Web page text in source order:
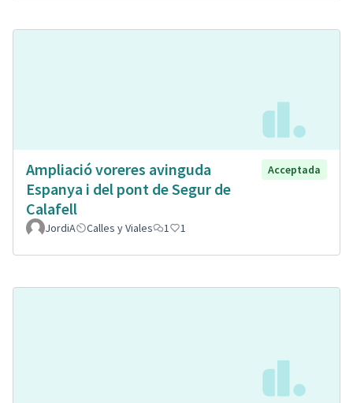
Ampliació voreres avinguda
Espanya i del pont de Segur de
Calafell
Acceptada
JordiA Calles y Viales 1 1